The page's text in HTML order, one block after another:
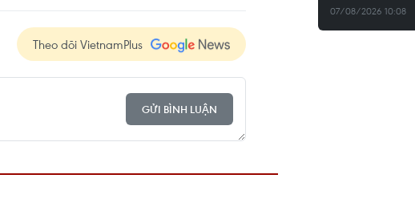
Theo dõi VietnamPlus
GỬI BÌNH LUẬN
07/08/2026 10:08